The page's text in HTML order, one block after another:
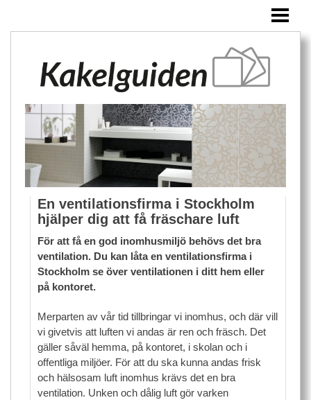
ÖVRIGA PRODUKTER
BLOGG
En ventilationsfirma i Stockholm
hjälper dig att få fräschare luft
För att få en god inomhusmiljö behövs det bra
ventilation. Du kan låta en ventilationsfirma i
Stockholm se över ventilationen i ditt hem eller
på kontoret.
Merparten av vår tid tillbringar vi inomhus, och där vill
vi givetvis att luften vi andas är ren och fräsch. Det
gäller såväl hemma, på kontoret, i skolan och i
offentliga miljöer. För att du ska kunna andas frisk
och hälsosam luft inomhus krävs det en bra
ventilation. Unken och dålig luft gör varken